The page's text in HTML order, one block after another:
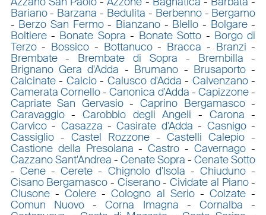
Bariano- Barzana - Bedulita - Berbenno- Bergamo
- Berzo San Fermo- Bianzano- Blello - Bolgare-
Boltiere- Bonate Sopra - Bonate Sotto - Borgo di
Terzo- Bossico - Bottanuco- Bracca - Branzi -
Brembate- Brembate di Sopra - Brembilla -
Brignano Gera d'Adda - Brumano - Brusaporto -
Calcinate- Calcio- Calusco d'Adda - Calvenzano-
Camerata Cornello-Canonica d'Adda -Capizzone-
Capriate San Gervasio-Caprino Bergamasco-
Caravaggio- Carobbio degli Angeli - Carona -
Carvico- Casazza -Casirate d'Adda - Casnigo-
Cassiglio- Castel Rozzone-Castelli Calepio -
Castione della Presolana -Castro -Cavernago -
Cazzano Sant'Andrea - Cenate Sopra -Cenate Sotto
- Cene-Cerete - Chignolo d'Isola -Chiuduno -
Cisano Bergamasco - Ciserano-Cividate al Piano-
Clusone- Colere-Cologno al Serio-Colzate -
Comun Nuovo-Corna Imagna -Cornalba -